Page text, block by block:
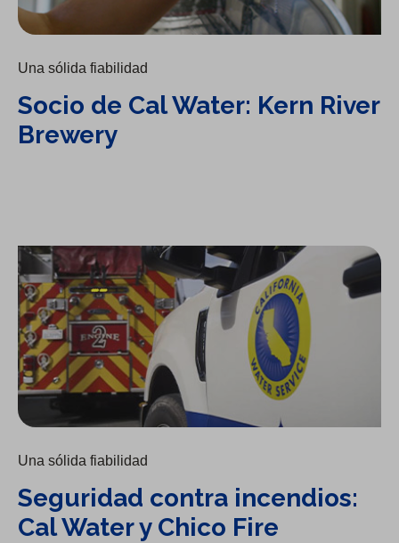
Una sólida fiabilidad
Socio de Cal Water: Kern River
Brewery
Seguridad contra incendios: Cal Water y Chico Fire
Una sólida fiabilidad
Seguridad contra incendios:
Cal Water y Chico Fire